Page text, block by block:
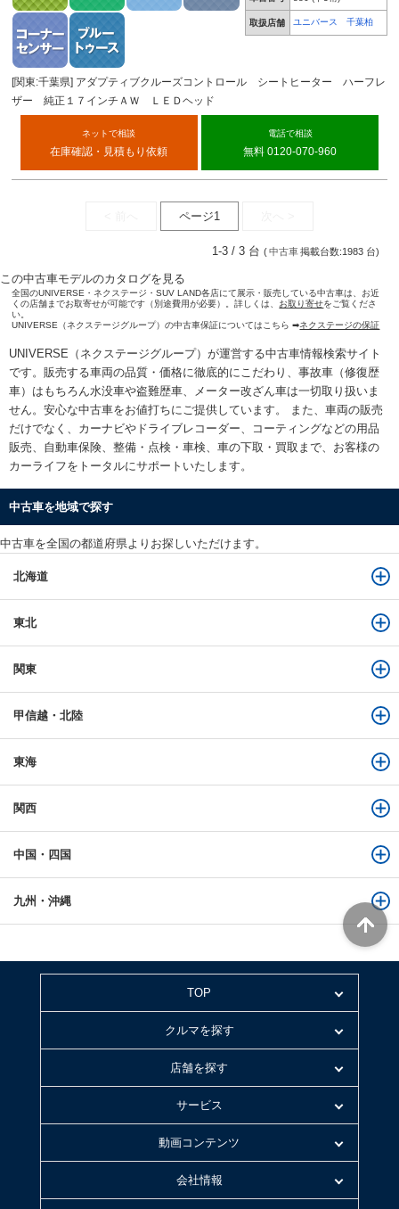
取扱店舗 ユニバース 千葉柏
[関東:千葉県] アダプティブクルーズコントロール シートヒーター ハーフレ
ザー 純正１７インチＡＷ ＬＥＤヘッド
ネットで相談
在庫確認・見積もり依頼
電話で相談
無料 0120-070-960
ページ1
1-3 / 3 台 (中古車掲載台数:1983 台)
この中古車モデルのカタログを見る
全国のUNIVERSE・ネクステージ・SUV LAND各店にて展示・販売している中古車は、お近
くの店舗までお取寄せが可能です（別途費用が必要）。詳しくは、 お取り寄せをご覧くださ
い。
UNIVERSE（ネクステージグループ）の中古車保証についてはこちら ➡ネクステージの保証
UNIVERSE（ネクステージグループ）が運営する中古車情報検索サイト
です。販売する車両の品質・価格に徹底的にこだわり、事故車（修復歴
車）はもちろん水没車や盗難歴車、メーター改ざん車は一切取り扱いま
せん。安心な中古車をお値打ちにご提供しています。 また、車両の販売
だけでなく、カーナビやドライブレコーダー、コーティングなどの用品
販売、自動車保険、整備・点検・車検、車の下取・買取まで、お客様の
カーライフをトータルにサポートいたします。
中古車を地域で探す
中古車を全国の都道府県よりお探しいただけます。
北海道
東北
関東
甲信越・北陸
東海
関西
中国・四国
九州・沖縄
TOP
クルマを探す
店舗を探す
サービス
動画コンテンツ
会社情報